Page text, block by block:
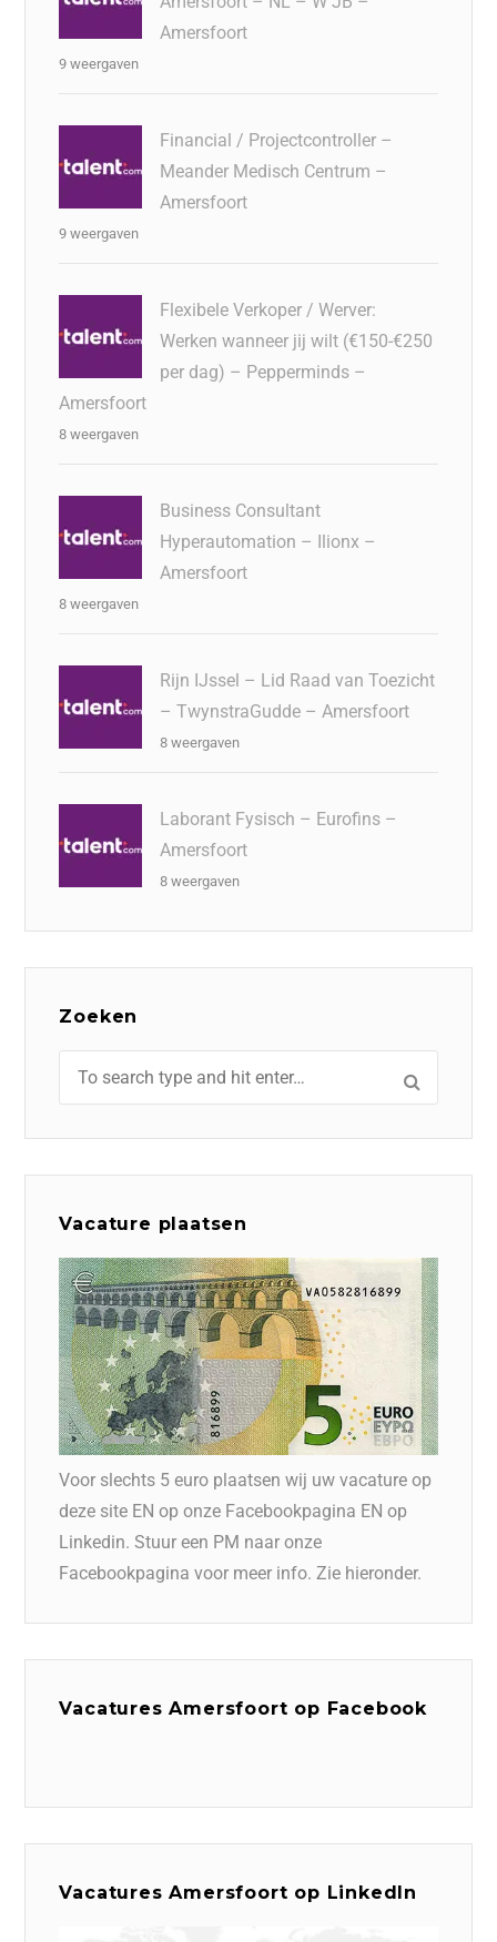
Amersfoort
9 weergaven
Financial / Projectcontroller –
Meander Medisch Centrum –
Amersfoort
9 weergaven
Flexibele Verkoper / Werver:
Werken wanneer jij wilt (€150-€250
per dag) – Pepperminds –
Amersfoort
8 weergaven
Business Consultant
Hyperautomation – Ilionx –
Amersfoort
8 weergaven
Rijn IJssel – Lid Raad van Toezicht
– TwynstraGudde – Amersfoort
8 weergaven
Laborant Fysisch – Eurofins –
Amersfoort
8 weergaven
Zoeken
Vacature plaatsen
Voor slechts 5 euro plaatsen wij uw vacature op
deze site EN op onze Facebookpagina EN op
Linkedin. Stuur een PM naar onze
Facebookpagina voor meer info. Zie hieronder.
Vacatures Amersfoort op Facebook
Vacatures Amersfoort op LinkedIn